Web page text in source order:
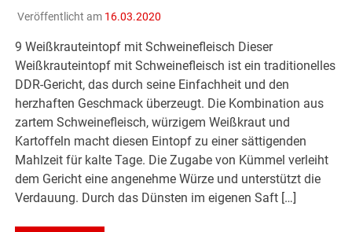
Veröffentlicht am 16.03.2020
9 Weißkrauteintopf mit Schweinefleisch Dieser
Weißkrauteintopf mit Schweinefleisch ist ein traditionelles
DDR-Gericht, das durch seine Einfachheit und den
herzhaften Geschmack überzeugt. Die Kombination aus
zartem Schweinefleisch, würzigem Weißkraut und
Kartoffeln macht diesen Eintopf zu einer sättigenden
Mahlzeit für kalte Tage. Die Zugabe von Kümmel verleiht
dem Gericht eine angenehme Würze und unterstützt die
Verdauung. Durch das Dünsten im eigenen Saft […]